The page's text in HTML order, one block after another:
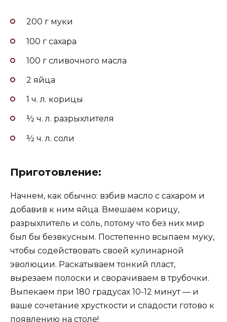
200 г муки
100 г сахара
100 г сливочного масла
2 яйца
1 ч. л. корицы
½ ч. л. разрыхлителя
½ ч. л. соли
Приготовление:
Начнем, как обычно: взбив масло с сахаром и
добавив к ним яйца. Вмешаем корицу,
разрыхлитель и соль, потому что без них мир
был бы безвкусным. Постепенно всыпаем муку,
чтобы содействовать своей кулинарной
эволюции. Раскатываем тонкий пласт,
вырезаем полоски и сворачиваем в трубочки.
Выпекаем при 180 градусах 10-12 минут — и
ваше сочетание хрусткости и сладости готово к
появлению на столе!